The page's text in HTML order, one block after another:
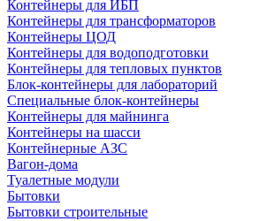
Контейнеры для ИБП
Контейнеры для трансформаторов
Контейнеры ЦОД
Контейнеры для водоподготовки
Контейнеры для тепловых пунктов
Блок-контейнеры для лабораторий
Специальные блок-контейнеры
Контейнеры для майнинга
Контейнеры на шасси
Контейнерные АЗС
Вагон-дома
Туалетные модули
Бытовки
Бытовки строительные